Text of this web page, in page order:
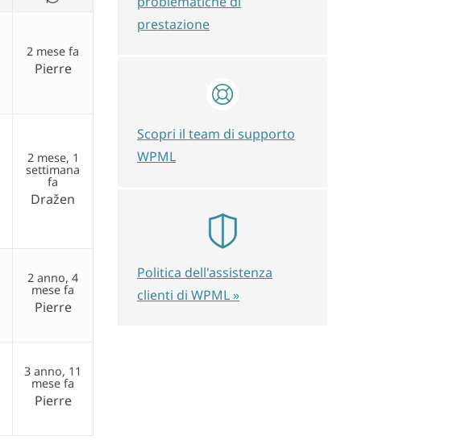
2 mese fa
Pierre
2 mese, 1
settimana
fa
Dražen
2 anno, 4
mese fa
Pierre
3 anno, 11
mese fa
Pierre
prestazione
Scopri il team di supporto
WPML
Politica dell'assistenza
clienti di WPML »